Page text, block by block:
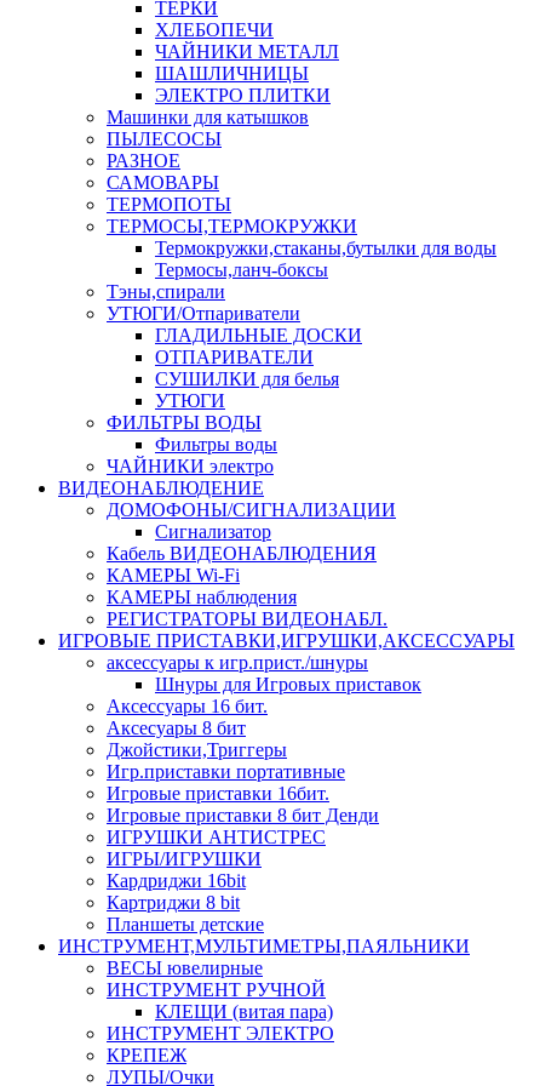
ТЕРКИ
ХЛЕБОПЕЧИ
ЧАЙНИКИ МЕТАЛЛ
ШАШЛИЧНИЦЫ
ЭЛЕКТРО ПЛИТКИ
Машинки для катышков
ПЫЛЕСОСЫ
РАЗНОЕ
САМОВАРЫ
ТЕРМОПОТЫ
ТЕРМОСЫ,ТЕРМОКРУЖКИ
Термокружки,стаканы,бутылки для воды
Термосы,ланч-боксы
Тэны,спирали
УТЮГИ/Отпариватели
ГЛАДИЛЬНЫЕ ДОСКИ
ОТПАРИВАТЕЛИ
СУШИЛКИ для белья
УТЮГИ
ФИЛЬТРЫ ВОДЫ
Фильтры воды
ЧАЙНИКИ электро
ВИДЕОНАБЛЮДЕНИЕ
ДОМОФОНЫ/СИГНАЛИЗАЦИИ
Сигнализатор
Кабель ВИДЕОНАБЛЮДЕНИЯ
КАМЕРЫ Wi-Fi
КАМЕРЫ наблюдения
РЕГИСТРАТОРЫ ВИДЕОНАБЛ.
ИГРОВЫЕ ПРИСТАВКИ,ИГРУШКИ,АКСЕССУАРЫ
аксесcуары к игр.прист./шнуры
Шнуры для Игровых приставок
Аксессуары 16 бит.
Аксесуары 8 бит
Джойстики,Триггеры
Игр.приставки портативные
Игровые приставки 16бит.
Игровые приставки 8 бит Денди
ИГРУШКИ АНТИСТРЕС
ИГРЫ/ИГРУШКИ
Кардриджи 16bit
Картриджи 8 bit
Планшеты детские
ИНСТРУМЕНТ,МУЛЬТИМЕТРЫ,ПАЯЛЬНИКИ
ВЕСЫ ювелирные
ИНСТРУМЕНТ РУЧНОЙ
КЛЕЩИ (витая пара)
ИНСТРУМЕНТ ЭЛЕКТРО
КРЕПЕЖ
ЛУПЫ/Очки